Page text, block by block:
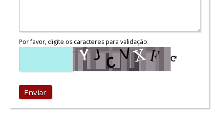
Por favor, digite os caracteres para validação:
Enviar